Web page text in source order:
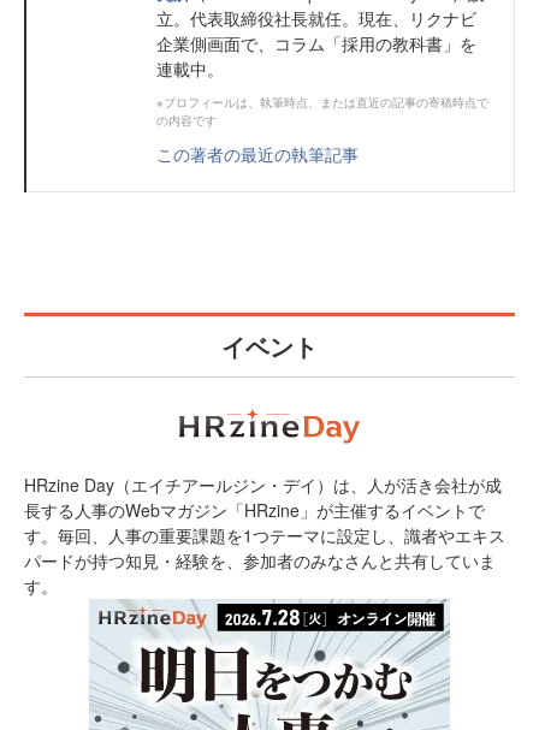
立。代表取締役社長就任。現在、リクナビ
企業側画面で、コラム「採用の教科書」を
連載中。
※プロフィールは、執筆時点、または直近の記事の寄稿時点で
の内容です
この著者の最近の執筆記事
イベント
HRzine Day（エイチアールジン・デイ）は、人が活き会社が成
長する人事のWebマガジン「HRzine」が主催するイベントで
す。毎回、人事の重要課題を1つテーマに設定し、識者やエキス
パードが持つ知見・経験を、参加者のみなさんと共有していま
す。